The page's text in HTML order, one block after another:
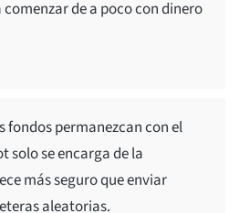
de a poco con dinero
fondos permanezcan con el
solo se encarga de la
más seguro que enviar
aleatorias.